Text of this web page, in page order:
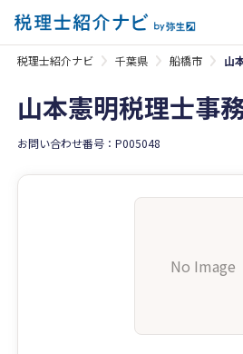
税理士紹介ナビ 千葉県 船橋市 山
山本憲明税理士事
お問い合わせ番号：P005048
No Image